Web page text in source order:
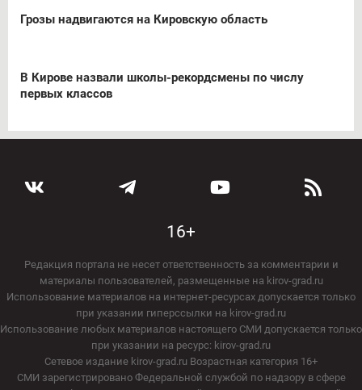
Грозы надвигаются на Кировскую область
В Кирове назвали школы-рекордсмены по числу
первых классов
16+
Редакция портала не несет ответственность за комментарии и
материалы пользователей, размещенные на kirov-grad.ru
Использование материалов на интернет-ресурсах допускается только
при указании гиперссылки на kirov-grad.ru
Использование любых материалов настоящего СМИ допускается только
при указании на ресурс: kirov-grad.ru
Сетевое издание kirov-grad.ru Возрастная категория 16+
СМИ зарегистрировано Федеральной службой по надзору в сфере